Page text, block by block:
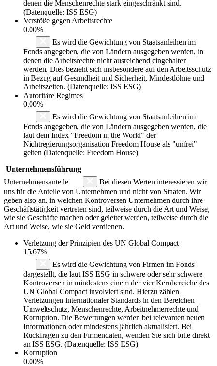
denen die Menschenrechte stark eingeschränkt sind.
(Datenquelle: ISS ESG)
Verstöße gegen Arbeitsrechte
0.00%
Es wird die Gewichtung von Staatsanleihen im
Fonds angegeben, die von Ländern ausgegeben werden, in
denen die Arbeitsrechte nicht ausreichend eingehalten
werden. Dies bezieht sich insbesondere auf den Arbeitsschutz
in Bezug auf Gesundheit und Sicherheit, Mindestlöhne und
Arbeitszeiten. (Datenquelle: ISS ESG)
Autoritäre Regimes
0.00%
Es wird die Gewichtung von Staatsanleihen im
Fonds angegeben, die von Ländern ausgegeben werden, die
laut dem Index "Freedom in the World" der
Nichtregierungsorganisation Freedom House als "unfrei"
gelten (Datenquelle: Freedom House).
Unternehmensführung
Unternehmensanteile
Bei diesen Werten interessieren wir
uns für die Anteile von Unternehmen und nicht von Staaten. Wir
geben also an, in welchen Kontroversen Unternehmen durch ihre
Geschäftstätigkeit vertreten sind, teilweise durch die Art und Weise,
wie sie Geschäfte machen oder geleitet werden, teilweise durch die
Art und Weise, wie sie Geld verdienen.
Verletzung der Prinzipien des UN Global Compact
15.67%
Es wird die Gewichtung von Firmen im Fonds
dargestellt, die laut ISS ESG in schwere oder sehr schwere
Kontroversen in mindestens einem der vier Kernbereiche des
UN Global Compact involviert sind. Hierzu zählen
Verletzungen internationaler Standards in den Bereichen
Umweltschutz, Menschenrechte, Arbeitnehmerrechte und
Korruption. Die Bewertungen werden bei relevanten neuen
Informationen oder mindestens jährlich aktualisiert. Bei
Rückfragen zu den Firmendaten, wenden Sie sich bitte direkt
an ISS ESG. (Datenquelle: ISS ESG)
Korruption
0.00%